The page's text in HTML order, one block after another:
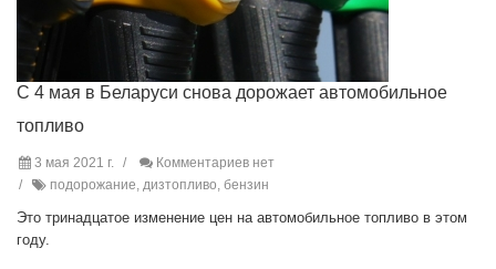
С 4 мая в Беларуси снова дорожает автомобильное
топливо
3 мая 2021 г.
Комментариев нет
подорожание, дизтопливо, бензин
Это тринадцатое изменение цен на автомобильное топливо в этом
году.